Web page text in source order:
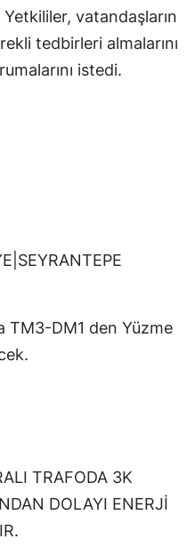
vatandaşların
tedbirleri almalarını
istedi.
TM3-DM1 den Yüzme
TRAFODA 3K
DOLAYI ENERJİ